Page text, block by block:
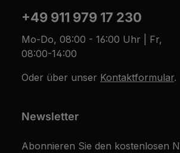
+49 911 979 17 230
Mo-Do, 08:00 - 16:00 Uhr | Fr,
08:00-14:00
Oder über unser Kontaktformular.
Newsletter
Abonnieren Sie den kostenlosen